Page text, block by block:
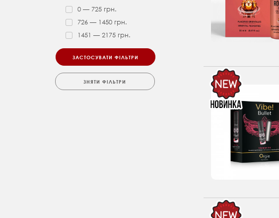
0 — 725 грн.
726 — 1450 грн.
1451 — 2175 грн.